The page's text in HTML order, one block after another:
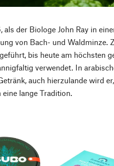
der Biologe John Ray in
von Bach- und Waldminze.
bis heute am höchsten
verwendet. In
auch hierzulande wird
lange Tradition.